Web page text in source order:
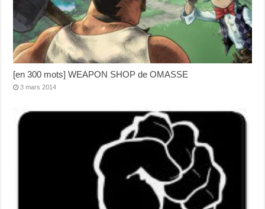
[en 300 mots] WEAPON SHOP de OMASSE
3 mars 2014